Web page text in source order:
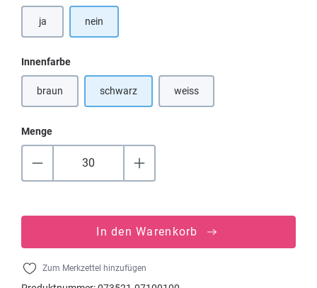
ja nein
Innenfarbeauswählen
braun(Diese Option ist zurzeit nicht verfügbar.)
schwarz weiss(Diese Option ist zurzeit nicht
Menge
In den Warenkorb
Zum Merkzettel hinzufügen